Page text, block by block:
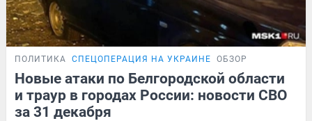
ПОЛИТИКА СПЕЦОПЕРАЦИЯ НА УКРАИНЕ ОБЗОР
Новые атаки по Белгородской области
и траур в городах России: новости СВО
за 31 декабря